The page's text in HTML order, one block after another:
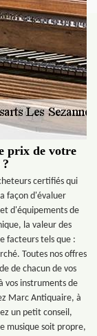
prix de votre
certifiés qui
façon d'évaluer
d'équipements de
la valeur des
facteurs tels que :
Toutes nos offres
de chacun de vos
vos instruments de
Marc Antiquaire, à
un petit conseil,
musique soit propre,